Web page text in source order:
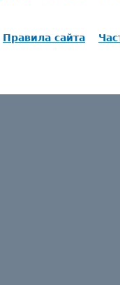
Правила сайта